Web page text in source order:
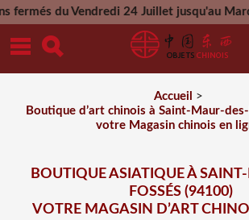
Vendredi 24 Juillet jusqu'au Mardi 25
Mercredi 26 Aout
Accueil
>
Boutique d’art chinois à Saint-Maur-
votre Magasin chinois en
BOUTIQUE ASIATIQUE À
FOSSÉS (94100)
VOTRE MAGASIN D’ART